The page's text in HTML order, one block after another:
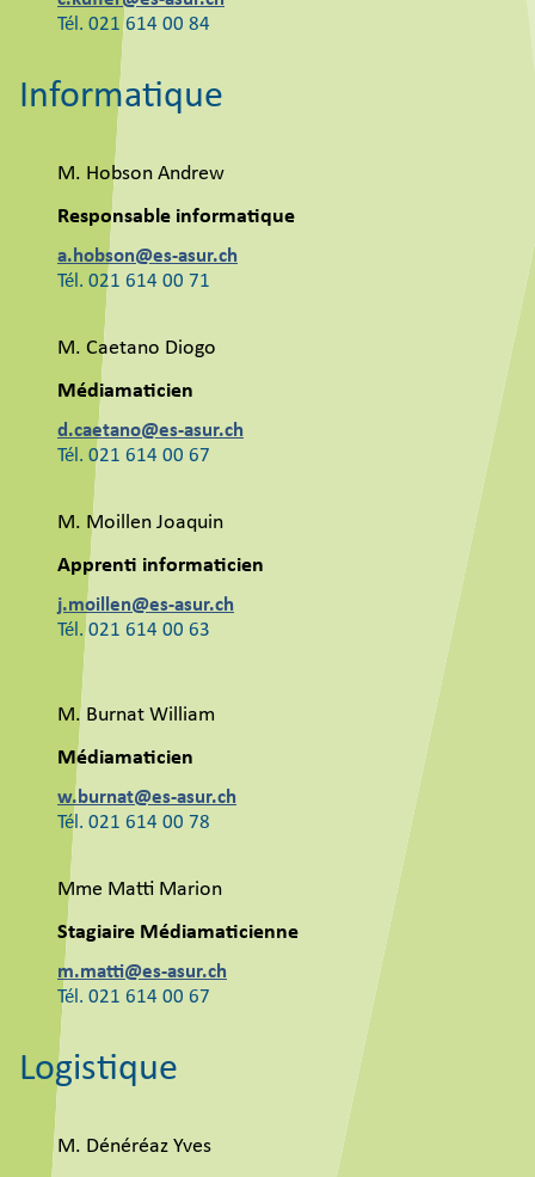
Tél. 021 614 00 84
Informatique
M. Hobson Andrew
Responsable informatique
a.hobson@es-asur.ch
Tél. 021 614 00 71
M. Caetano Diogo
Médiamaticien
d.caetano@es-asur.ch
Tél. 021 614 00 67
M. Moillen Joaquin
Apprenti informaticien
j.moillen@es-asur.ch
Tél. 021 614 00 63
M. Burnat William
Médiamaticien
w.burnat@es-asur.ch
Tél. 021 614 00 78
Mme Matti Marion
Stagiaire Médiamaticienne
m.matti@es-asur.ch
Tél. 021 614 00 67
Logistique
M. Dénéréaz Yves